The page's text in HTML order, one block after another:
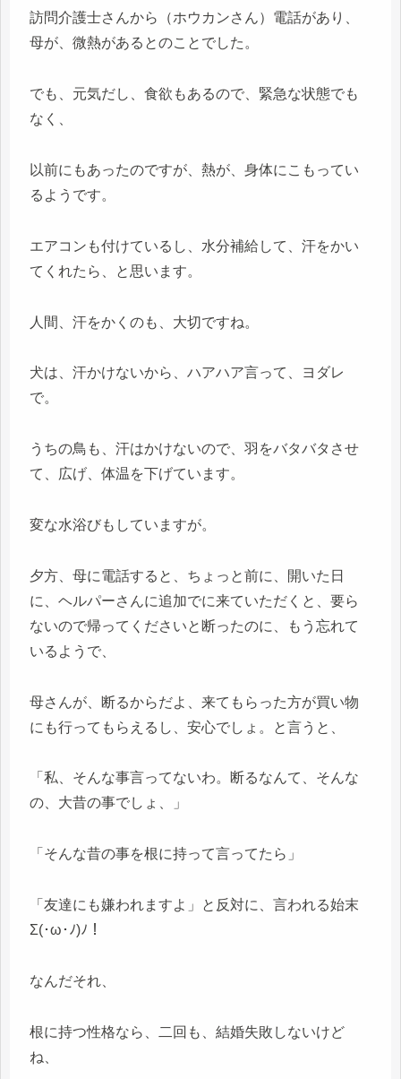
訪問介護士さんから（ホウカンさん）電話があり、
母が、微熱があるとのことでした。
でも、元気だし、食欲もあるので、緊急な状態でも
なく、
以前にもあったのですが、熱が、身体にこもってい
るようです。
エアコンも付けているし、水分補給して、汗をかい
てくれたら、と思います。
人間、汗をかくのも、大切ですね。
犬は、汗かけないから、ハアハア言って、ヨダレ
で。
うちの鳥も、汗はかけないので、羽をバタバタさせ
て、広げ、体温を下げています。
変な水浴びもしていますが。
夕方、母に電話すると、ちょっと前に、開いた日
に、ヘルパーさんに追加でに来ていただくと、要ら
ないので帰ってくださいと断ったのに、もう忘れて
いるようで、
母さんが、断るからだよ、来てもらった方が買い物
にも行ってもらえるし、安心でしょ。と言うと、
「私、そんな事言ってないわ。断るなんて、そんな
の、大昔の事でしょ、」
「そんな昔の事を根に持って言ってたら」
「友達にも嫌われますよ」と反対に、言われる始末
Σ(･ω･ﾉ)ﾉ！
なんだそれ、
根に持つ性格なら、二回も、結婚失敗しないけど
ね、